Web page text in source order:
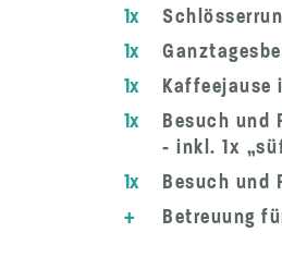
1x
1x
1x
Kaffeejause
1x
Besuch und
- inkl. 1x
1x
Besuch und
+
Betreuung